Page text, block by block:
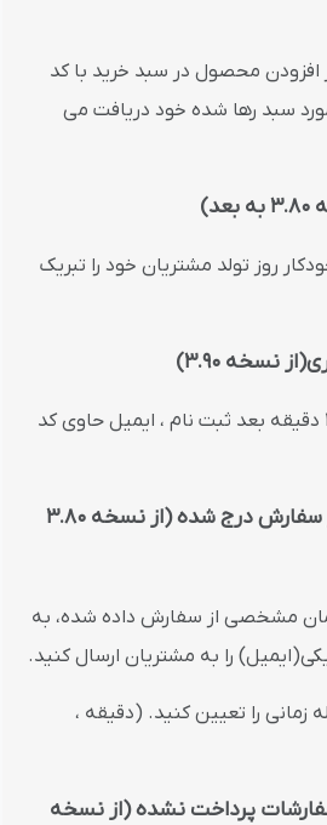
افزودن محصول در سبد خرید با کد
سبد رها شده خود دریافت می
روز تولد مشتریان خود را تبریک
شما می توانید پس از 15 دقیقه بعد ثبت نام ، ایمیل حاوی کد
5.ایمیل خودکار پس از سفارش درج شده (از نسخه 3.80
مشخصی از سفارش داده شده، به
را به مشتریان ارسال کنید.
زمانی را تعیین کنید. (دقیقه ،
سفارشات پرداخت نشده (از نسخه